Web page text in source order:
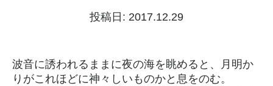
投稿日: 2017.12.29
波音に誘われるままに夜の海を眺めると、月明か
りがこれほどに神々しいものかと息をのむ。